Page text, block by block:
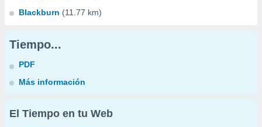
Blackburn (11.77 km)
Tiempo...
PDF
Más información
El Tiempo en tu Web